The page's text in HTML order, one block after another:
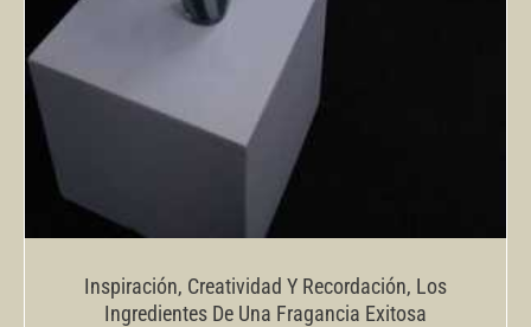
Inspiración, Creatividad Y Recordación, Los
Ingredientes De Una Fragancia Exitosa